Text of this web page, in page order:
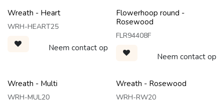
Wreath - Heart
WRH-HEART25
Neem contact op
Flowerhoop round -
Rosewood
FLR94408F
Neem contact op
Wreath - Multi
WRH-MUL20
Wreath - Rosewood
WRH-RW20